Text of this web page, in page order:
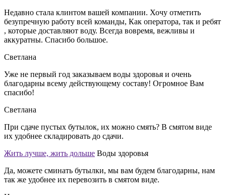
Недавно стала клинтом вашей компании. Хочу отметить
безупречную работу всей команды, Как оператора, так и ребят
, которые доставляют воду. Всегда вовремя, вежливы и
аккуратны. Спасибо большое.
Светлана
Уже не первый год заказываем воды здоровья и очень
благодарны всему действующему составу! Огромное Вам
спасибо!
Светлана
При сдаче пустых бутылок, их можно смять? В смятом виде
их удобнее складировать до сдачи.
Жить лучше, жить дольше Воды здоровья
Да, можете сминать бутылки, мы вам будем благодарны, нам
так же удобнее их перевозить в смятом виде.